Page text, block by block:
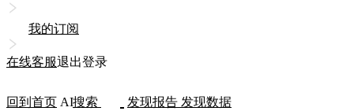
我的订阅
在线客服退出登录
回到首页 AI搜索 发现报告 发现数据